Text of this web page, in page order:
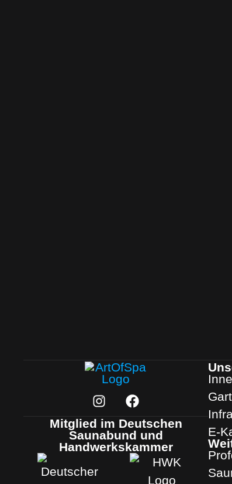
Mitglied im Deutschen
Saunabund und
Handwerkskammer
E-